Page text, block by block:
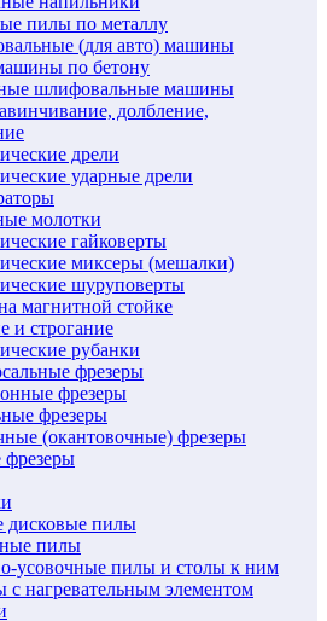
пилы по металлу
(для авто) машины
по бетону
шлифовальные машины
долбление,
дрели
ударные дрели
молотки
гайковерты
миксеры (мешалки)
шуруповерты
магнитной стойке
и строгание
рубанки
фрезеры
фрезеры
фрезеры
(окантовочные) фрезеры
фрезеры
дисковые пилы
пилы
усовочные пилы и столы к ним
с нагревательным элементом